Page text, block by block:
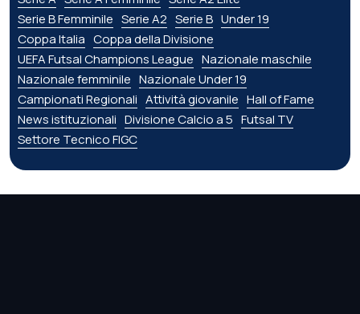
Serie B Femminile Serie A2 Serie B Under 19
Coppa Italia Coppa della Divisione
UEFA Futsal Champions League Nazionale maschile
Nazionale femminile Nazionale Under 19
Campionati Regionali Attività giovanile Hall of Fame
News istituzionali Divisione Calcio a 5 Futsal TV
Settore Tecnico FIGC